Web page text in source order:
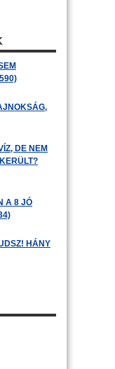
DE NEM
A 8 JÓ
HÁNY